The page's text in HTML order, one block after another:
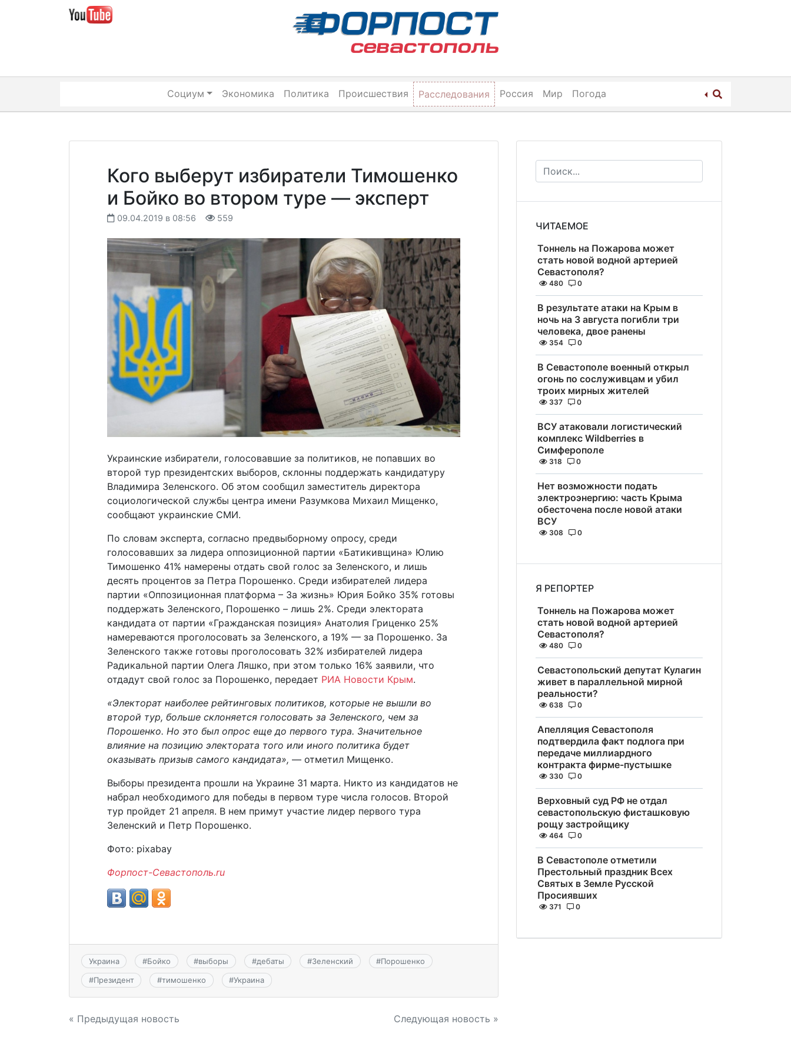
Социум Экономика Политика Происшествия Расследования Россия Мир Погода
Кого выберут избиратели Тимошенко
и Бойко во втором туре — эксперт
09.04.2019 в 08:56 559
Украинские избиратели, голосовавшие за политиков, не попавших во
второй тур президентских выборов, склонны поддержать кандидатуру
Владимира Зеленского. Об этом сообщил заместитель директора
социологической службы центра имени Разумкова Михаил Мищенко,
сообщают украинские СМИ.
По словам эксперта, согласно предвыборному опросу, среди
голосовавших за лидера оппозиционной партии «Батикивщина» Юлию
Тимошенко 41% намерены отдать свой голос за Зеленского, и лишь
десять процентов за Петра Порошенко. Среди избирателей лидера
партии «Оппозиционная платформа – За жизнь» Юрия Бойко 35% готовы
поддержать Зеленского, Порошенко – лишь 2%. Среди электората
кандидата от партии «Гражданская позиция» Анатолия Гриценко 25%
намереваются проголосовать за Зеленского, а 19% — за Порошенко. За
Зеленского также готовы проголосовать 32% избирателей лидера
Радикальной партии Олега Ляшко, при этом только 16% заявили, что
отдадут свой голос за Порошенко, передает РИА Новости Крым.
«Электорат наиболее рейтинговых политиков, которые не вышли во
второй тур, больше склоняется голосовать за Зеленского, чем за
Порошенко. Но это был опрос еще до первого тура. Значительное
влияние на позицию электората того или иного политика будет
оказывать призыв самого кандидата», — отметил Мищенко.
Выборы президента прошли на Украине 31 марта. Никто из кандидатов не
набрал необходимого для победы в первом туре числа голосов. Второй
тур пройдет 21 апреля. В нем примут участие лидер первого тура
Зеленский и Петр Порошенко.
Фото: pixabay
Форпост-Севастополь.ru
Украина #Бойко #выборы #дебаты #Зеленский #Порошенко
#Президент #тимошенко #Украина
Навигация
« Предыдущая новость Следующая новость »
ЧИТАЕМОЕ
Тоннель на Пожарова может
стать новой водной артерией
Севастополя?
480 0
В результате атаки на Крым в
ночь на 3 августа погибли три
человека, двое ранены
354 0
В Севастополе военный открыл
огонь по сослуживцам и убил
троих мирных жителей
337 0
ВСУ атаковали логистический
комплекс Wildberries в
Симферополе
318 0
Нет возможности подать
электроэнергию: часть Крыма
обесточена после новой атаки
ВСУ
308 0
Я РЕПОРТЕР
Тоннель на Пожарова может
стать новой водной артерией
Севастополя?
480 0
Севастопольский депутат Кулагин
живет в параллельной мирной
реальности?
638 0
Апелляция Севастополя
подтвердила факт подлога при
передаче миллиардного
контракта фирме-пустышке
330 0
Верховный суд РФ не отдал
севастопольскую фисташковую
рощу застройщику
464 0
В Севастополе отметили
Престольный праздник Всех
Святых в Земле Русской
Просиявших
371 0